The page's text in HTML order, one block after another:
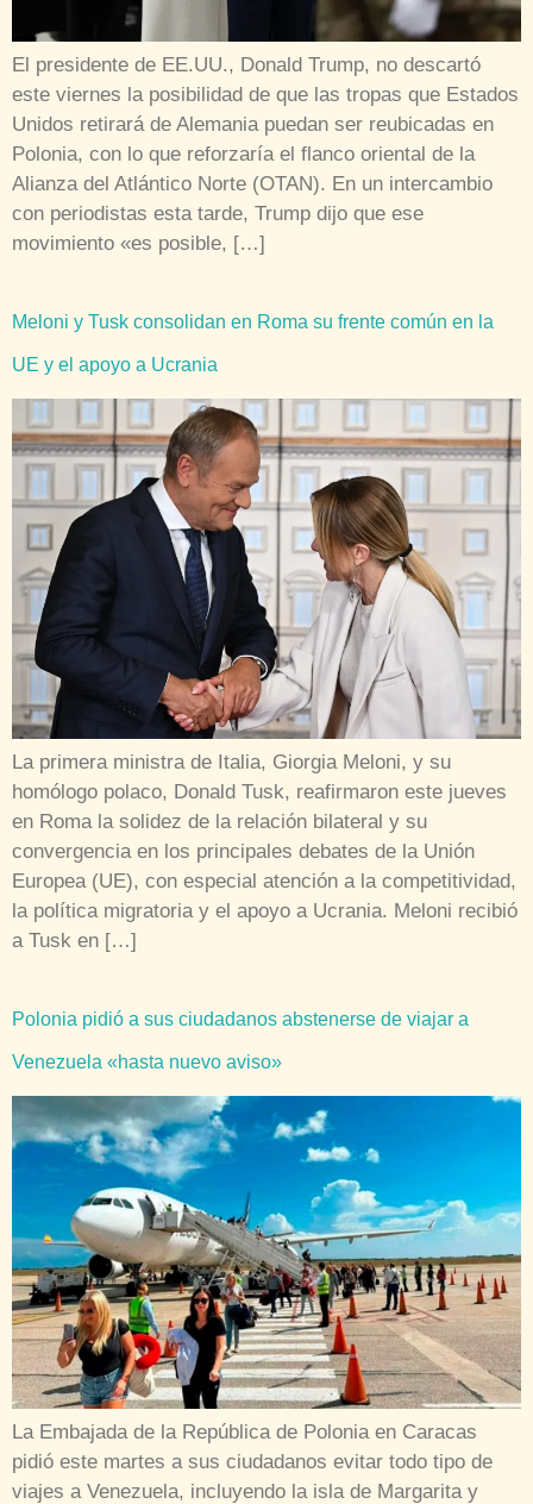
El presidente de EE.UU., Donald Trump, no descartó
este viernes la posibilidad de que las tropas que Estados
Unidos retirará de Alemania puedan ser reubicadas en
Polonia, con lo que reforzaría el flanco oriental de la
Alianza del Atlántico Norte (OTAN). En un intercambio
con periodistas esta tarde, Trump dijo que ese
movimiento «es posible, […]
Meloni y Tusk consolidan en Roma su frente común en la
UE y el apoyo a Ucrania
La primera ministra de Italia, Giorgia Meloni, y su
homólogo polaco, Donald Tusk, reafirmaron este jueves
en Roma la solidez de la relación bilateral y su
convergencia en los principales debates de la Unión
Europea (UE), con especial atención a la competitividad,
la política migratoria y el apoyo a Ucrania. Meloni recibió
a Tusk en […]
Polonia pidió a sus ciudadanos abstenerse de viajar a
Venezuela «hasta nuevo aviso»
La Embajada de la República de Polonia en Caracas
pidió este martes a sus ciudadanos evitar todo tipo de
viajes a Venezuela, incluyendo la isla de Margarita y